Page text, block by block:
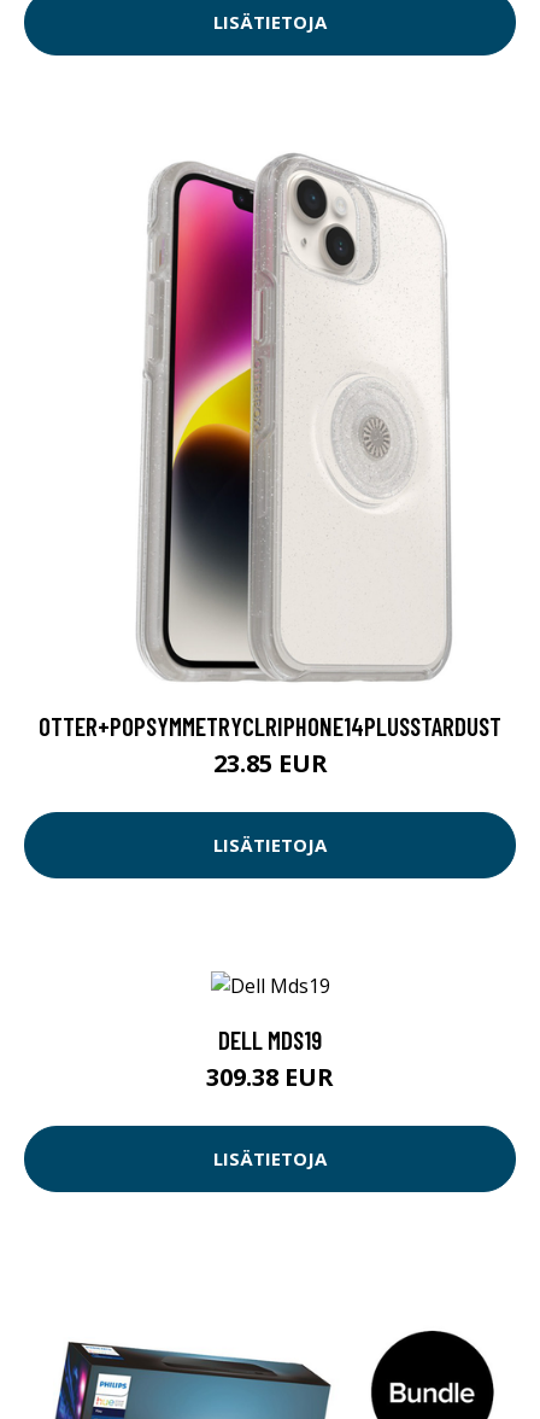
LISÄTIETOJA
OTTER+POPSYMMETRYCLRIPHONE14PLUSSTARDUST
23.85 EUR
LISÄTIETOJA
DELL MDS19
309.38 EUR
LISÄTIETOJA